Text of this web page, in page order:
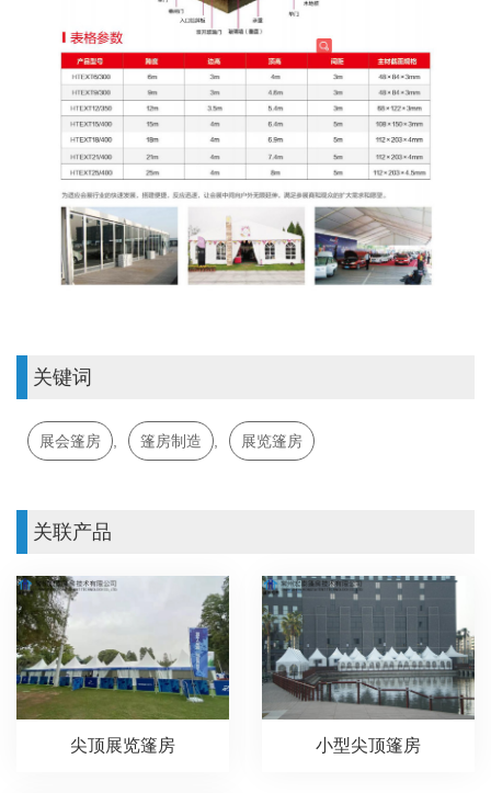
关键词
展会篷房 , 篷房制造 , 展览篷房
关联产品
尖顶展览篷房 小型尖顶篷房